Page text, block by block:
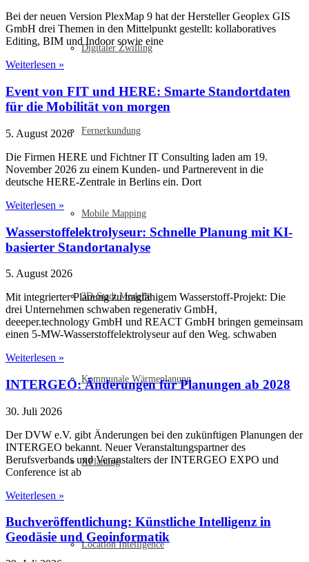
Digitaler Zwilling
Fernerkundung
Mobile Mapping
3D-Stadt Modelle
Kommunale Wärmeplanung
XPlanung
Location Intelligence
Bei der neuen Version PlexMap 9 hat der Hersteller Geoplex GIS
GmbH drei Themen in den Mittelpunkt gestellt: kollaboratives
Editing, BIM und Indoor sowie eine
Weiterlesen »
Event von FIT und HERE: Smarte Standortdaten
für die Mobilität von morgen
5. August 2026
Die Firmen HERE und Fichtner IT Consulting laden am 19.
November 2026 zu einem Kunden- und Partnerevent in die
deutsche HERE-Zentrale in Berlins ein. Dort
Weiterlesen »
Wasserstoffelektrolyseur: Schnelle Planung mit KI-
basierter Standortanalyse
5. August 2026
Mit integrierter Planung zu tragfähigem Wasserstoff-Projekt: Die
drei Unternehmen schwaben regenerativ GmbH,
deeeper.technology GmbH und REACT GmbH bringen gemeinsam
einen 5-MW-Wasserstoffelektrolyseur auf den Weg. schwaben
Weiterlesen »
INTERGEO: Änderungen für Planungen ab 2028
30. Juli 2026
Der DVW e.V. gibt Änderungen bei den zukünftigen Planungen der
INTERGEO bekannt. Neuer Veranstaltungspartner des
Berufsverbands und Veranstalters der INTERGEO EXPO und
Conference ist ab
Weiterlesen »
Buchveröffentlichung: Künstliche Intelligenz in
Geodäsie und Geoinformatik